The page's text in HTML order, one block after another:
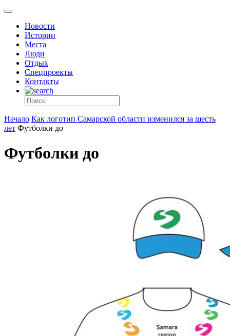
Новости
Истории
Места
Люди
Отдых
Спецпроекты
Контакты
Начало Как логотип Самарской области изменился за шесть
лет Футболки до
Футболки до